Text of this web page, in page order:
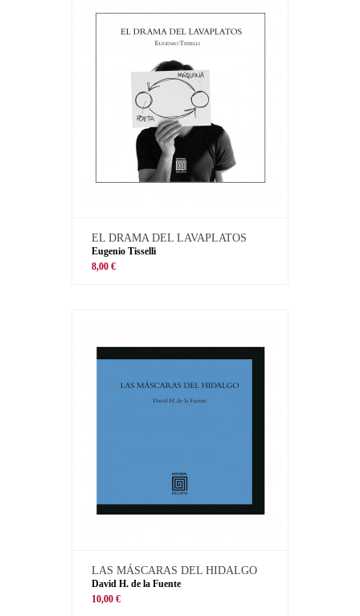
EL DRAMA DEL LAVAPLATOS
Eugenio Tisselli
8,00 €
LAS MÁSCARAS DEL HIDALGO
David H. de la Fuente
10,00 €